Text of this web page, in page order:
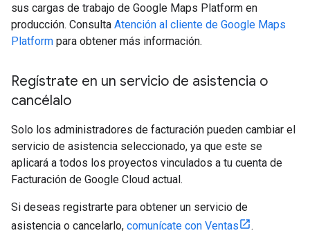
sus cargas de trabajo de Google Maps Platform en
producción. Consulta Atención al cliente de Google Maps
Platform para obtener más información.
Regístrate en un servicio de asistencia o
cancélalo
Solo los administradores de facturación pueden cambiar el
servicio de asistencia seleccionado, ya que este se
aplicará a todos los proyectos vinculados a tu cuenta de
Facturación de Google Cloud actual.
Si deseas registrarte para obtener un servicio de
asistencia o cancelarlo, comunícate con Ventas .